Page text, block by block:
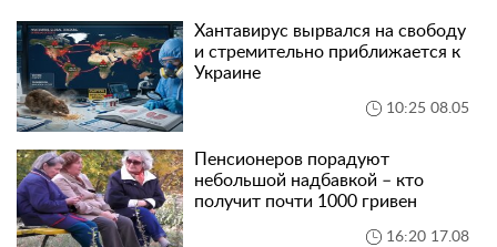
Хантавирус вырвался на свободу
и стремительно приближается к
Украине
10:25 08.05
Пенсионеров порадуют
небольшой надбавкой – кто
получит почти 1000 гривен
16:20 17.08